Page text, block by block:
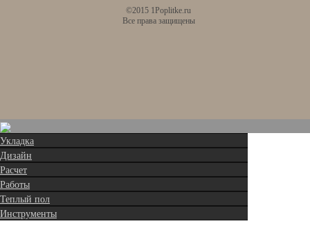
©2015 1Poplitke.ru
Все права защищены
Укладка
Дизайн
Расчет
Работы
Теплый пол
Инструменты